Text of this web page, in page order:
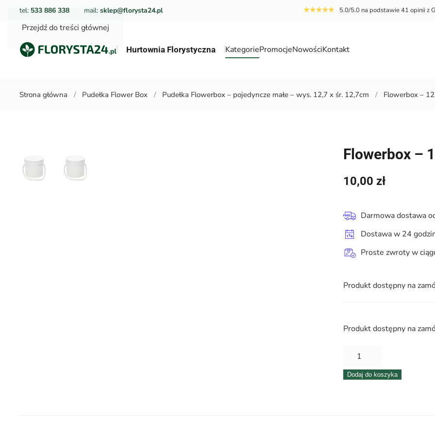
Przejdź do treści głównej
tel: 533 886 338 mail: sklep@florysta24.pl 5.0/5.0 na podstawie 41 opinii z
Hurtownia Florystyczna KategoriePromocjeNowościKontakt
Strona główna Pudełka Flower Box Pudełka Flowerbox – pojedyncze małe – wys. 12,7 x śr. 12,7cm Flowerbox –
Flowerbox –
10,00 zł
Darmowa dostawa
Dostawa w 24
Proste zwroty w
Produkt dostępny na
Produkt dostępny na
ilość
– Dodaj do koszyka